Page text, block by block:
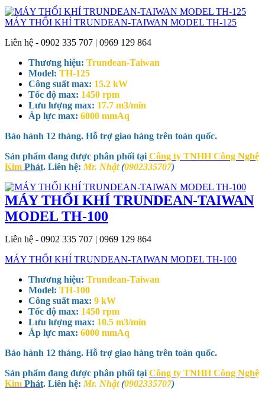
MÁY THỔI KHÍ TRUNDEAN-TAIWAN MODEL TH-125
Liên hệ - 0902 335 707 | 0969 129 864
Thương hiệu: Trundean-Taiwan
Model: TH-125
Công suất max: 15.2 kW
Tốc độ max: 1450 rpm
Lưu lượng max: 17.7 m3/min
Áp lực max: 6000 mmAq
Bảo hành 12 tháng. Hỗ trợ giao hàng trên toàn quốc.
Sản phẩm đang được phân phối tại Công ty TNHH Công Nghệ
Kim Phát. Liên hệ: Mr. Nhật(0902335707)
MÁY THỔI KHÍ TRUNDEAN-TAIWAN
MODEL TH-100
Liên hệ - 0902 335 707 | 0969 129 864
MÁY THỔI KHÍ TRUNDEAN-TAIWAN MODEL TH-100
Thương hiệu: Trundean-Taiwan
Model: TH-100
Công suất max: 9 kW
Tốc độ max: 1450 rpm
Lưu lượng max: 10.5 m3/min
Áp lực max: 6000 mmAq
Bảo hành 12 tháng. Hỗ trợ giao hàng trên toàn quốc.
Sản phẩm đang được phân phối tại Công ty TNHH Công Nghệ
Kim Phát. Liên hệ: Mr. Nhật(0902335707)